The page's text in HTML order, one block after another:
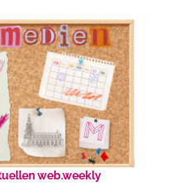
web.weekly